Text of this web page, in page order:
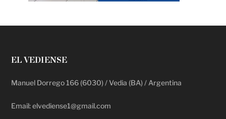
EL VEDIENSE
Manuel Dorrego 166 (6030) / Vedia (BA) / Argentina
Email: elvediense1@gmail.com